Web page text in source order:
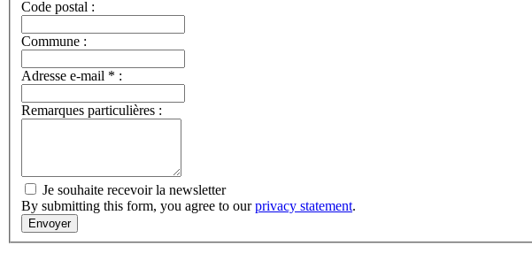
Code postal :
Commune :
Adresse e-mail * :
Remarques particulières :
Je souhaite recevoir la newsletter
By submitting this form, you agree to ourprivacy statement.
Envoyer